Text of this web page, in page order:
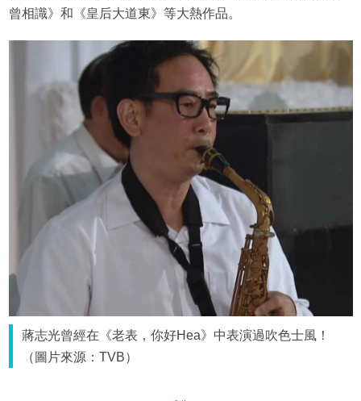
曾相識》和《皇后大道東》等大熱作品。
蔣志光曾經在《老表，你好Hea》中表演過吹色士風！
（圖片來源：TVB）